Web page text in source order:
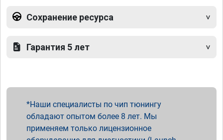
Сохранение ресурса
Гарантия 5 лет
Наши специалисты по чип тюнингу
обладают опытом более 8 лет. Мы
применяем только лицензионное